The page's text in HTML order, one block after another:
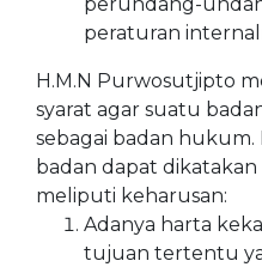
peraturan
H.M.N Purwosutjipto
syarat agar suatu
sebagai badan hukum.
badan dapat
meliputi keharusan:
Adanya harta
tujuan tertentu